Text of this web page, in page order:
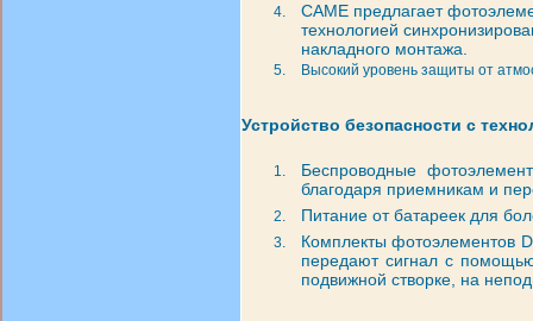
CAME предлагает
технологией
накладного монтажа.
Высокий уровень защиты от
Устройство безопасности с
Беспроводные
благодаря приемникам и
Питание от батареек для
Комплекты фотоэлементов
передают сигнал с
подвижной створке, на